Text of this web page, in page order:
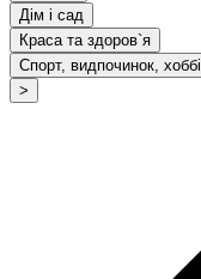
Дім і сад
Краса та здоров`я
Спорт, видпочинок, хоббі
>